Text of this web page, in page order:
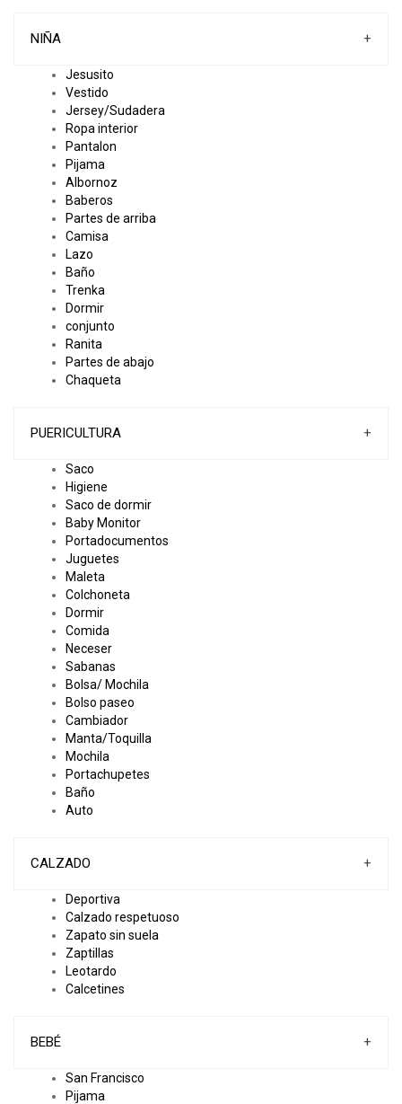
NIÑA +
Jesusito
Vestido
Jersey/Sudadera
Ropa interior
Pantalon
Pijama
Albornoz
Baberos
Partes de arriba
Camisa
Lazo
Baño
Trenka
Dormir
conjunto
Ranita
Partes de abajo
Chaqueta
PUERICULTURA +
Saco
Higiene
Saco de dormir
Baby Monitor
Portadocumentos
Juguetes
Maleta
Colchoneta
Dormir
Comida
Neceser
Sabanas
Bolsa/ Mochila
Bolso paseo
Cambiador
Manta/Toquilla
Mochila
Portachupetes
Baño
Auto
CALZADO +
Deportiva
Calzado respetuoso
Zapato sin suela
Zaptillas
Leotardo
Calcetines
BEBÉ +
San Francisco
Pijama